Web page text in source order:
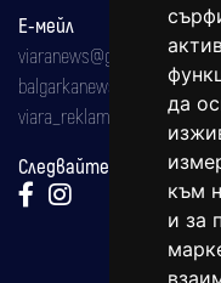
да
към
и за
Е-мейл
viaranews@gmail.com
balgarkanews@gmail.com
viara_reklama@mail.bg
Следвайте ни: